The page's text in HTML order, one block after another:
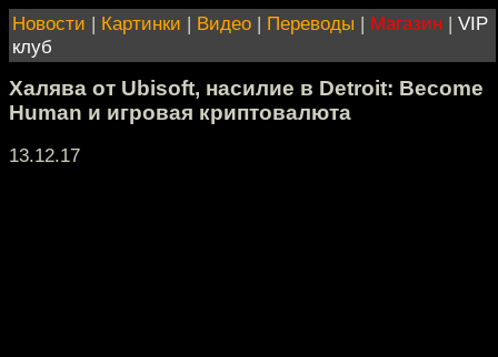
Новости | Картинки | Видео | Переводы | Магазин | VIP
клуб
Халява от Ubisoft, насилие в Detroit: Become
Human и игровая криптовалюта
13.12.17